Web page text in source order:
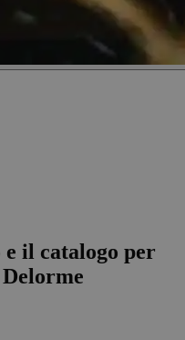
il catalogo per